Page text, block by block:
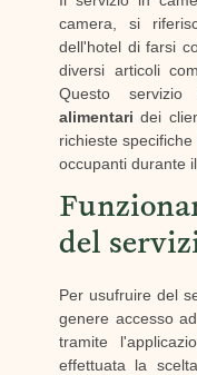
camera, si
dell'hotel di farsi
diversi articoli
Questo
alimentari dei
richieste
occupanti durante
del
Per usufruire del
genere accesso
tramite
effettuata la